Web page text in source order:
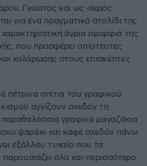
Γνωστός και ως «Ιερός
για ένα πραγματικό στολίδι της
άγρια ομορφιά της
που προσφέρει απίστευτες
χαλάρωσης στους επισκέπτες
πέτρινα σπίτια του γραφικού
αγγίζουν σχεδόν τη
γραφικά μαγαζάκια
ψαράκι και καφέ σχεδόν πάνω
εξάλλου τυχαίο που τα
παρουσιάζει όλο και περισσότερο